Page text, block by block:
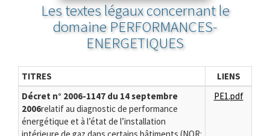
Les textes légaux concernant le
domaine PERFORMANCES-
ENERGETIQUES
TITRES
LIENS
Décret n° 2006-1147 du 14 septembre
2006relatif au diagnostic de performance
énergétique et à l’état de l’installation
PE1.pdf